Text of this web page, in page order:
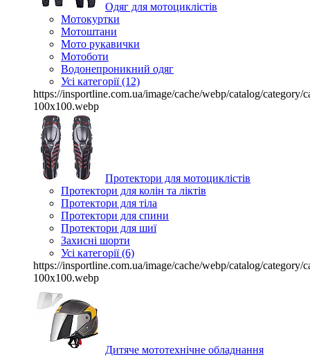
Одяг для мотоциклістів
Мотокуртки
Мотоштани
Мото рукавички
Мотоботи
Водонепроникний одяг
Усі категорії (12)
https://insportline.com.ua/image/cache/webp/catalog/category/
100x100.webp
Протектори для мотоциклістів
Протектори для колін та ліктів
Протектори для тіла
Протектори для спини
Протектори для шиї
Захисні шорти
Усі категорії (6)
https://insportline.com.ua/image/cache/webp/catalog/category/
100x100.webp
Дитяче мототехнічне обладнання